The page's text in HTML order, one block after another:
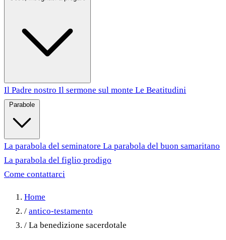
Il Padre nostro Il sermone sul monte Le Beatitudini
La parabola del seminatore La parabola del buon samaritano
La parabola del figlio prodigo
Come contattarci
Home
/ antico-testamento
/ La benedizione sacerdotale